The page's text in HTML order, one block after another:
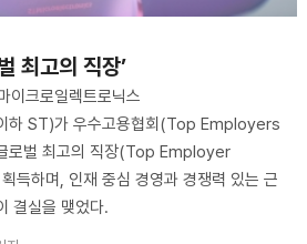
최고의 직장’
이크로일렉트로닉스
ST)가 우수고용협회(Top Employers
로벌 최고의 직장(Top Employer
득하며, 인재 중심 경영과 경쟁력 있는 근
결실을 맺었다.